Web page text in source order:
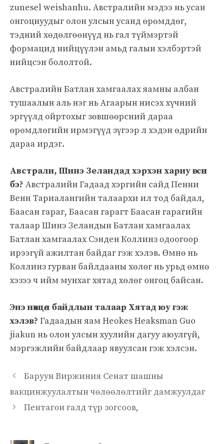
zunesel weishanhu. Австралийн мэдээ нь усан
онгоцнуудыг олон улсын усанд өрөмддөг,
тэдний хөдөлгөөнүүд нь гал түймэртэй
формацид нийцүүлэн амьд галын хэлбэртэй
нийцсэн бололтой.
Австралийн Батлан ​​хамгаалах яамны албан
тушаалын аль нэг нь Агаарын нисэх хүчний
эргүүлд ойртохыг зөвшөөрсний дараа
өрөмдлөгийн ирмэгүүд зүгээр л хэдэн өдрийн
дараа ирдэг.
Австрали, Шинэ Зеландад хэрхэн хариу өгсөн
бэ? Австралийн Гадаад хэргийн сайд Пенни
Венн Тариалангийн талаархи ил тод байдал,
Баасан гараг, Баасан гарагт Баасан гарагийн
талаар Шинэ Зеландын Батлан ​​хамгаалах
Батлан ​​хамгаалах Сэнден Коллинз одоогоор
ирээгүй ажилтан байдаг гэж хэлэв. Өмнө нь
Коллинз гурван байлдааны хөлөг нь урьд өмнө
хэзээ ч ийм мунхаг хятад хөлөг онгоц байсан.
Энэ нөхцөл байдлын талаар Хятад юу гэж
хэлэв? Гадаадын яам Heokes Heaksman Guo
jiakun нь олон улсын хуулийн дагуу аюулгүй,
мэргэжлийн байдлаар явуулсан гэж хэлсэн.
Баруун Виржиния Сенат шашны
вакцинжуулалтын чөлөөлөлтийг дамжуулдаг
Пентагон галд түр зогсоов,